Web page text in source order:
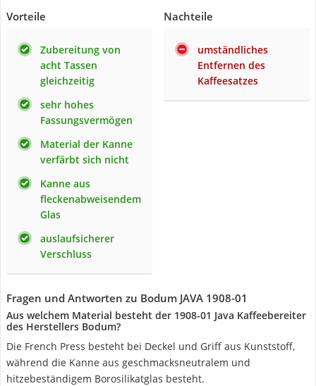
Vorteile
Zubereitung von
acht Tassen
gleichzeitig
sehr hohes
Fassungsvermögen
Material der Kanne
verfärbt sich nicht
Kanne aus
fleckenabweisendem
Glas
auslaufsicherer
Verschluss
Nachteile
umständliches
Entfernen des
Kaffeesatzes
Fragen und Antworten zu Bodum JAVA 1908-01
Aus welchem Material besteht der 1908-01 Java Kaffeebereiter
des Herstellers Bodum?
Die French Press besteht bei Deckel und Griff aus Kunststoff,
während die Kanne aus geschmacksneutralem und
hitzebeständigem Borosilikatglas besteht.